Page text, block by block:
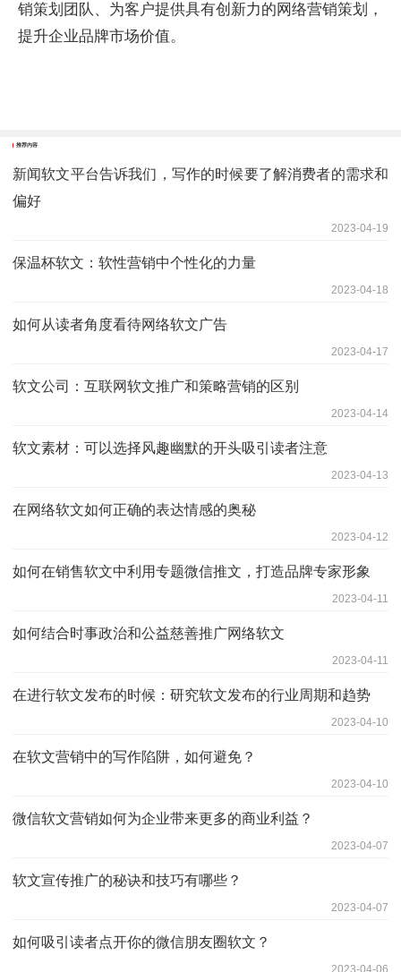
销策划团队、为客户提供具有创新力的网络营销策划，
提升企业品牌市场价值。
推荐内容
新闻软文平台告诉我们，写作的时候要了解消费者的需求和
偏好
2023-04-19
保温杯软文：软性营销中个性化的力量
2023-04-18
如何从读者角度看待网络软文广告
2023-04-17
软文公司：互联网软文推广和策略营销的区别
2023-04-14
软文素材：可以选择风趣幽默的开头吸引读者注意
2023-04-13
在网络软文如何正确的表达情感的奥秘
2023-04-12
如何在销售软文中利用专题微信推文，打造品牌专家形象
2023-04-11
如何结合时事政治和公益慈善推广网络软文
2023-04-11
在进行软文发布的时候：研究软文发布的行业周期和趋势
2023-04-10
在软文营销中的写作陷阱，如何避免？
2023-04-10
微信软文营销如何为企业带来更多的商业利益？
2023-04-07
软文宣传推广的秘诀和技巧有哪些？
2023-04-07
如何吸引读者点开你的微信朋友圈软文？